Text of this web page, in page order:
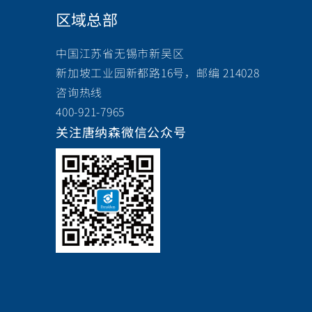
区域总部
中国江苏省无锡市新吴区
新加坡工业园新都路16号，邮编 214028
咨询热线
400-921-7965
关注唐纳森微信公众号